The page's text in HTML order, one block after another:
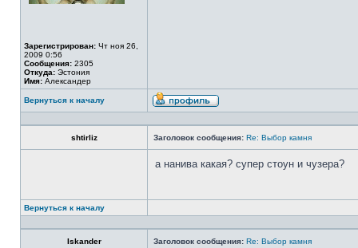
Зарегистрирован: Чт ноя 26,
2009 0:56
Сообщения: 2305
Откуда: Эстония
Имя: Александер
Вернуться к началу
shtirliz Заголовок сообщения: Re: Выбор камня
а нанива какая? супер стоун и чузера?
Вернуться к началу
Iskander Заголовок сообщения: Re: Выбор камня